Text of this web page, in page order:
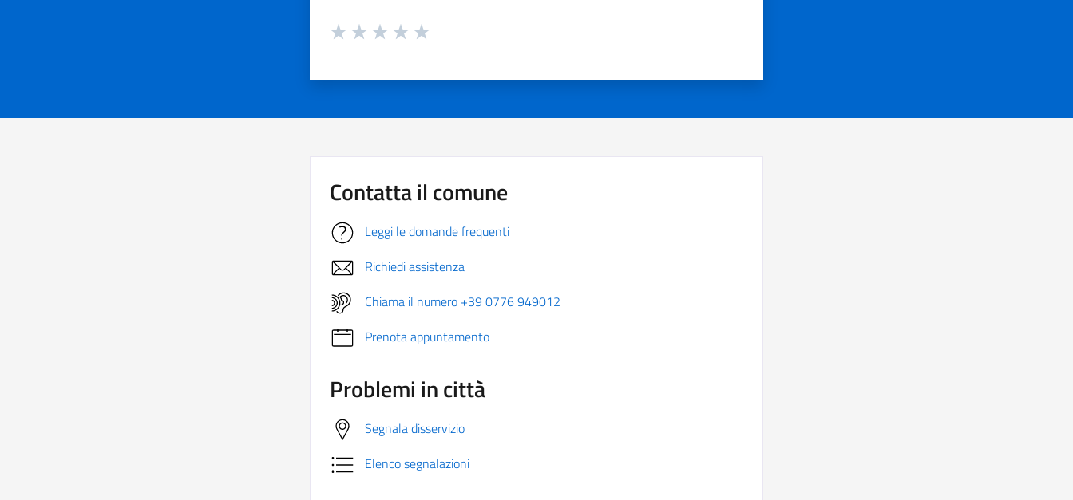
Valuta da 1 a 5 stelle la pagina
Contatta il comune
Leggi le domande frequenti
Richiedi assistenza
Chiama il numero +39 0776 949012
Prenota appuntamento
Problemi in città
Segnala disservizio
Elenco segnalazioni